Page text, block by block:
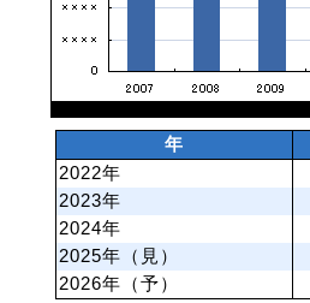
年
2022年
2023年
2024年
2025年（見）
2026年（予）